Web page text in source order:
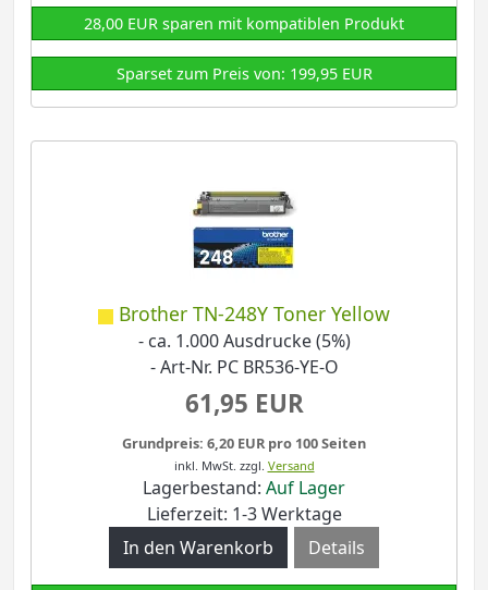
28,00 EUR sparen mit kompatiblen Produkt
Sparset zum Preis von: 199,95 EUR
Brother TN-248Y Toner Yellow
- ca. 1.000 Ausdrucke (5%)
- Art-Nr. PC BR536-YE-O
61,95 EUR
Grundpreis: 6,20 EUR pro 100 Seiten
inkl. MwSt. zzgl. Versand
Lagerbestand: Auf Lager
Lieferzeit: 1-3 Werktage
Details